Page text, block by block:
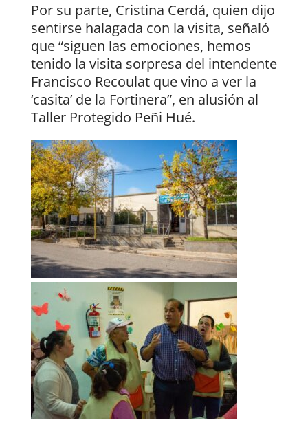
Por su parte, Cristina Cerdá, quien dijo
sentirse halagada con la visita, señaló
que “siguen las emociones, hemos
tenido la visita sorpresa del intendente
Francisco Recoulat que vino a ver la
‘casita’ de la Fortinera”, en alusión al
Taller Protegido Peñi Hué.